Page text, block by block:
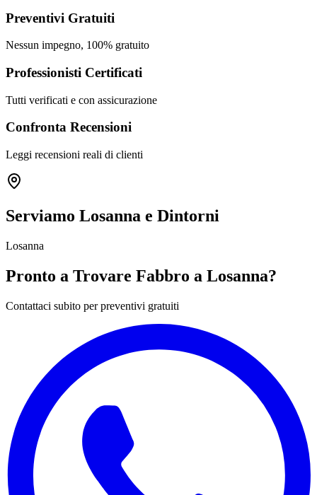
Preventivi Gratuiti
Nessun impegno, 100% gratuito
Professionisti Certificati
Tutti verificati e con assicurazione
Confronta Recensioni
Leggi recensioni reali di clienti
Serviamo Losanna e Dintorni
Losanna
Pronto a Trovare Fabbro a Losanna?
Contattaci subito per preventivi gratuiti